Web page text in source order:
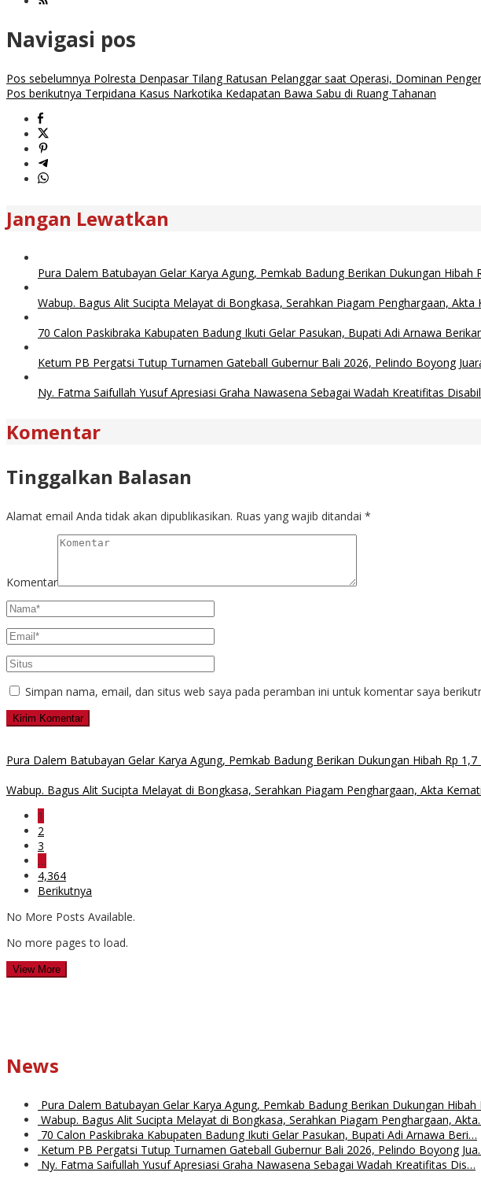
Navigasi pos
Pos sebelumnya Polresta Denpasar Tilang Ratusan Pelanggar saat Operasi, Dominan
Pos berikutnya Terpidana Kasus Narkotika Kedapatan Bawa Sabu di Ruang Tahanan
Jangan Lewatkan
Pura Dalem Batubayan Gelar Karya Agung, Pemkab Badung Berikan Dukungan Hibah
Wabup. Bagus Alit Sucipta Melayat di Bongkasa, Serahkan Piagam Penghargaan, Akta
70 Calon Paskibraka Kabupaten Badung Ikuti Gelar Pasukan, Bupati Adi Arnawa
Ketum PB Pergatsi Tutup Turnamen Gateball Gubernur Bali 2026, Pelindo Boyong
Ny. Fatma Saifullah Yusuf Apresiasi Graha Nawasena Sebagai Wadah Kreatifitas
Komentar
Tinggalkan Balasan
Alamat email Anda tidak akan dipublikasikan. Ruas yang wajib ditandai *
Komentar
Simpan nama, email, dan situs web saya pada peramban ini untuk komentar saya
Pura Dalem Batubayan Gelar Karya Agung, Pemkab Badung Berikan Dukungan Hibah Rp 1,7
Wabup. Bagus Alit Sucipta Melayat di Bongkasa, Serahkan Piagam Penghargaan, Akta
1
2
3
…
4,364
Berikutnya
No More Posts Available.
No more pages to load.
View More
News
Pura Dalem Batubayan Gelar Karya Agung, Pemkab Badung Berikan Dukungan Hibah
Wabup. Bagus Alit Sucipta Melayat di Bongkasa, Serahkan Piagam Penghargaan,
70 Calon Paskibraka Kabupaten Badung Ikuti Gelar Pasukan, Bupati Adi Arnawa Beri…
Ketum PB Pergatsi Tutup Turnamen Gateball Gubernur Bali 2026, Pelindo Boyong
Ny. Fatma Saifullah Yusuf Apresiasi Graha Nawasena Sebagai Wadah Kreatifitas Dis…